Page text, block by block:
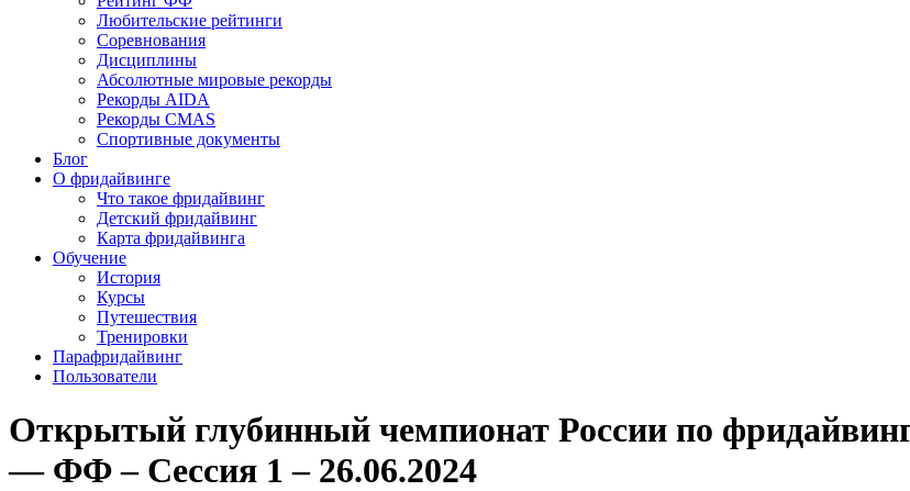
Любительские рейтинги
Соревнования
Дисциплины
Абсолютные мировые рекорды
Рекорды AIDA
Рекорды CMAS
Спортивные документы
Блог
О фридайвинге
Что такое фридайвинг
Детский фридайвинг
Карта фридайвинга
Обучение
История
Курсы
Путешествия
Тренировки
Парафридайвинг
Пользователи
Открытый глубинный чемпионат России по
— ФФ – Сессия 1 – 26.06.2024